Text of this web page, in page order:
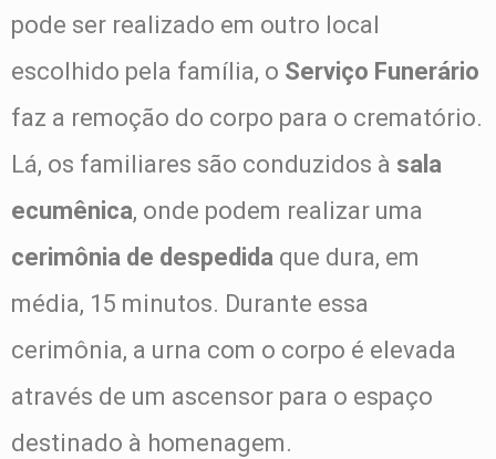
pode ser realizado em outro local
escolhido pela família, o Serviço Funerário
faz a remoção do corpo para o crematório.
Lá, os familiares são conduzidos à sala
ecumênica, onde podem realizar uma
cerimônia de despedida que dura, em
média, 15 minutos. Durante essa
cerimônia, a urna com o corpo é elevada
através de um ascensor para o espaço
destinado à homenagem.